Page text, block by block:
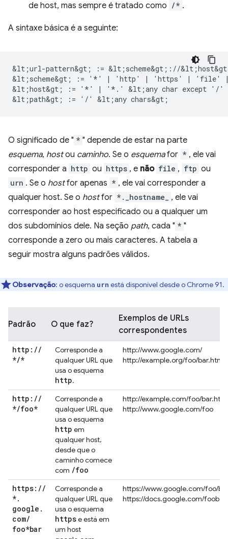
de host, mas sempre é tratado como /* .
A sintaxe básica é a seguinte:
&lt;url-pattern&gt; := &lt;scheme&gt;://
&lt;scheme&gt; := '*' | 'http' | 'https' |
&lt;host&gt; := '*' | '*.' &lt;any char except '/'
O significado de " * " depende de estar na parte
esquema, hostou caminho. Se o esquemafor * , ele vai
corresponder a http ou https , e não file , ftp ou
urn . Se o hostfor apenas * , ele vai corresponder a
qualquer host. Se o hostfor *._hostname_
, ele vai
corresponder ao host especificado ou a qualquer um
dos subdomínios dele. Na seção path, cada " * "
corresponde a zero ou mais caracteres. A tabela a
seguir mostra alguns padrões válidos.
Observação: o esquema urn está disponível desde o Chrome 91.
Padrão O que faz?
Exemplos de URLs
correspondentes
http: //
*/*
Corresponde a
qualquer URL que
usa o esquema
http.
http://www.google.com/
http://example.org/foo/bar.html
http: //
*/foo*
Corresponde a
qualquer URL que
usa o esquema
http em
qualquer host,
desde que o
caminho comece
com /foo
http://example.com/foo/bar.html
http://www.google.com/foo
https: //
*.
google .
com/
foo*bar
Corresponde a
qualquer URL que
usa o esquema
httpse está em
um host
https://www.google.com/foo/
https://docs.google.com/foobar